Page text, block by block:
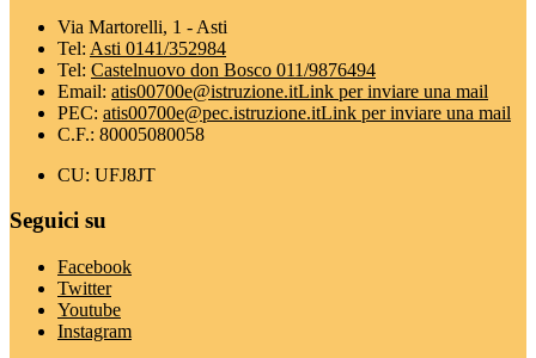
Via Martorelli, 1 - Asti
Tel: Asti 0141/352984
Tel: Castelnuovo don Bosco 011/9876494
Email: atis00700e@istruzione.itLink per inviare una mail
PEC: atis00700e@pec.istruzione.itLink per inviare una mail
C.F.: 80005080058
CU: UFJ8JT
Seguici su
Facebook
Twitter
Youtube
Instagram